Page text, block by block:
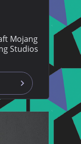
Mojang
Studios